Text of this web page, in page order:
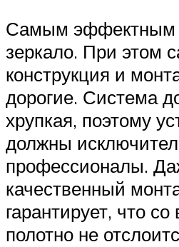
Самым эффектным
зеркало. При этом
конструкция и
дорогие. Система
хрупкая, поэтому
должны
профессионалы.
качественный
гарантирует, что
полотно не